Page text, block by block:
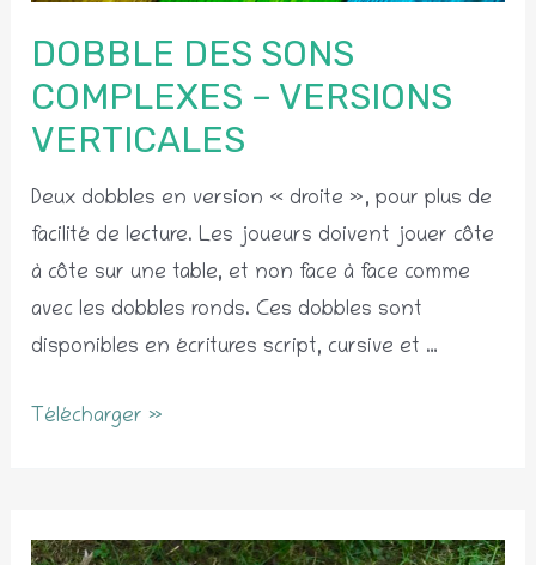
DOBBLE DES SONS
COMPLEXES – VERSIONS
VERTICALES
Deux dobbles en version « droite », pour plus de
facilité de lecture. Les joueurs doivent jouer côte
à côte sur une table, et non face à face comme
avec les dobbles ronds. Ces dobbles sont
disponibles en écritures script, cursive et …
Dobble
Télécharger »